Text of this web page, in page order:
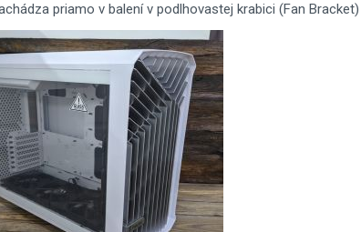
priamo v balení v podlhovastej krabici (Fan Bracket)